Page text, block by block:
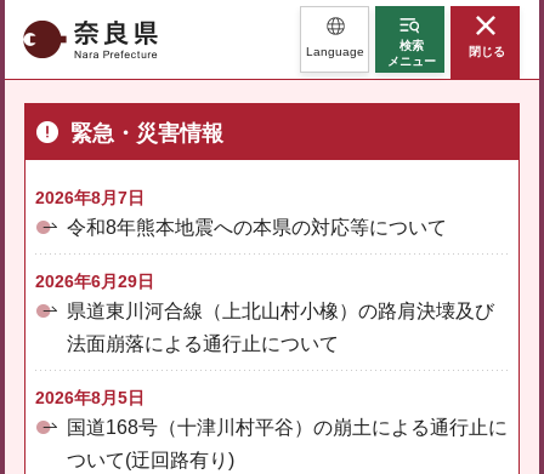
奈良県 Language
検索
メニュー
閉じる
緊急・災害情報
2026年8月7日
令和8年熊本地震への本県の対応等について
2026年6月29日
県道東川河合線（上北山村小橡）の路肩決壊及び
法面崩落による通行止について
2026年8月5日
国道168号（十津川村平谷）の崩土による通行止に
ついて(迂回路有り)